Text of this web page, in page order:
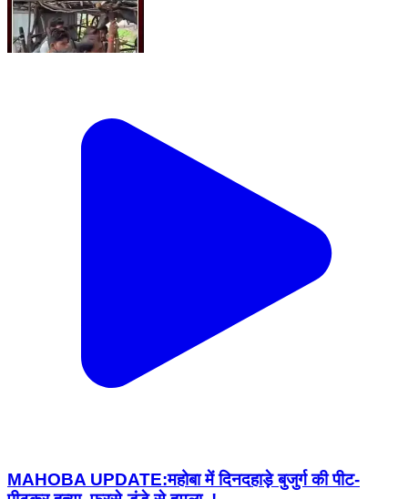
MAHOBA UPDATE:महोबा में दिनदहाड़े बुजुर्ग की पीट-